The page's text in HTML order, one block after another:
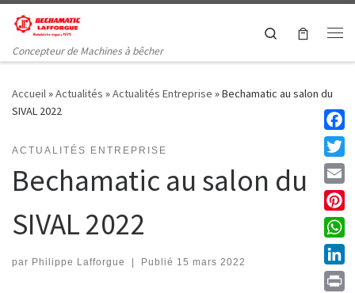
Passer au contenu
Concepteur de Machines à bêcher
Search
Accueil»Actualités »Actualités Entreprise »Bechamatic au salon du
SIVAL 2022
ACTUALITÉS ENTREPRISE
Bechamatic au salon du
SIVAL 2022
par Philippe Lafforgue | Publié 15 mars 2022
Email